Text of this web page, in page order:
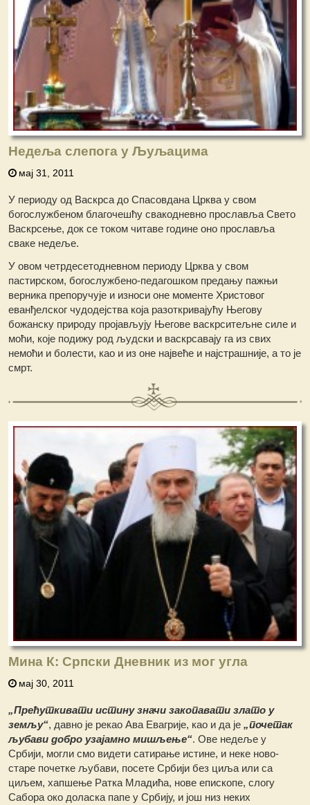
Недеља слепога у Љуљацима
мај 31, 2011
У периоду од Васкрса до Спасовдана Црква у свом
богослужбеном благочешћу свакодневно прославља Свето
Васкрсење, док се током читаве године оно прославља
сваке недеље.
У овом четрдесетодневном периоду Црква у свом
пастирском, богослужбено-педагошком предању пажњи
верника препоручује и износи оне моменте Христовог
еванђелског чудодејства која разоткривајућу Његову
божанску природу пројављују Његове васкрситељне силе и
моћи, које подижу род људски и васкрсавају га из свих
немоћи и болести, као и из оне највеће и најстрашније, а то је
смрт.
Мина К: Српски Дневник из мог угла
мај 30, 2011
„Прећуткивати истину значи закопавати злато у
земљу“, давно је рекао Ава Евагрије, као и да је„почетак
љубави добро узајамно мишљење“. Ове недеље у
Србији, могли смо видети сатирање истине, и неке ново-
старе почетке љубави, посете Србији без циља или са
циљем, хапшење Ратка Младића, нове епископе, слогу
Сабора око доласка папе у Србију, и још низ неких